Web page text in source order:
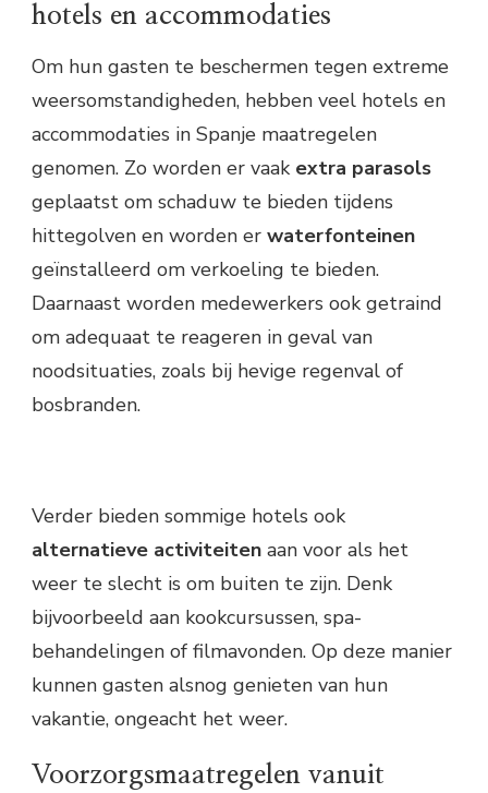
hotels en accommodaties
Om hun gasten te beschermen tegen extreme
weersomstandigheden, hebben veel hotels en
accommodaties in Spanje maatregelen
genomen. Zo worden er vaak extra parasols
geplaatst om schaduw te bieden tijdens
hittegolven en worden er waterfonteinen
geïnstalleerd om verkoeling te bieden.
Daarnaast worden medewerkers ook getraind
om adequaat te reageren in geval van
noodsituaties, zoals bij hevige regenval of
bosbranden.
Verder bieden sommige hotels ook
alternatieve activiteiten aan voor als het
weer te slecht is om buiten te zijn. Denk
bijvoorbeeld aan kookcursussen, spa-
behandelingen of filmavonden. Op deze manier
kunnen gasten alsnog genieten van hun
vakantie, ongeacht het weer.
Voorzorgsmaatregelen vanuit